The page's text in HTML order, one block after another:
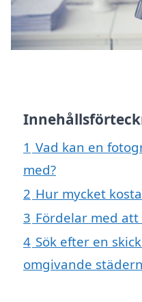
1 Vad kan en
med?
2 Hur mycket
3 Fördelar med
4 Sök efter en
omgivande